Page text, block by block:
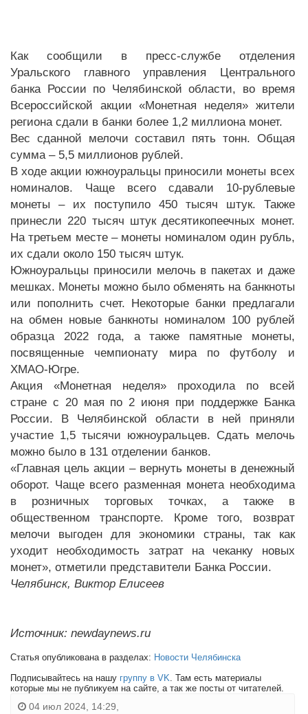
Как сообщили в пресс-службе отделения
Уральского главного управления Центрального
банка России по Челябинской области, во время
Всероссийской акции «Монетная неделя» жители
региона сдали в банки более 1,2 миллиона монет.
Вес сданной мелочи составил пять тонн. Общая
сумма – 5,5 миллионов рублей.
В ходе акции южноуральцы приносили монеты всех
номиналов. Чаще всего сдавали 10-рублевые
монеты – их поступило 450 тысяч штук. Также
принесли 220 тысяч штук десятикопеечных монет.
На третьем месте – монеты номиналом один рубль,
их сдали около 150 тысяч штук.
Южноуральцы приносили мелочь в пакетах и даже
мешках. Монеты можно было обменять на банкноты
или пополнить счет. Некоторые банки предлагали
на обмен новые банкноты номиналом 100 рублей
образца 2022 года, а также памятные монеты,
посвященные чемпионату мира по футболу и
ХМАО-Югре.
Акция «Монетная неделя» проходила по всей
стране с 20 мая по 2 июня при поддержке Банка
России. В Челябинской области в ней приняли
участие 1,5 тысячи южноуральцев. Сдать мелочь
можно было в 131 отделении банков.
«Главная цель акции – вернуть монеты в денежный
оборот. Чаще всего разменная монета необходима
в розничных торговых точках, а также в
общественном транспорте. Кроме того, возврат
мелочи выгоден для экономики страны, так как
уходит необходимость затрат на чеканку новых
монет», отметили представители Банка России.
Челябинск, Виктор Елисеев
Источник: newdaynews.ru
Статья опубликована в разделах: Новости Челябинска
Подписывайтесь на нашу группу в VK . Там есть материалы
которые мы не публикуем на сайте, а так же посты от читателей.
04 июл 2024, 14:29,